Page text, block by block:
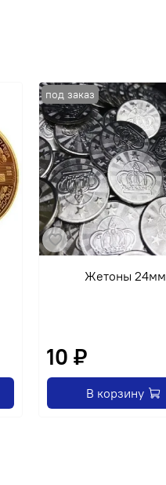
Жетоны 24мм
10 ₽
В корзину